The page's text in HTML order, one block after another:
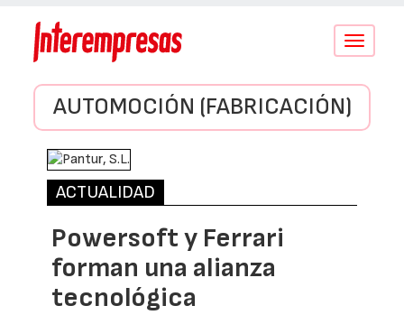
Conmutar
AUTOMOCIÓN (FABRICACIÓN)
ACTUALIDAD
Powersoft y Ferrari
forman una alianza
tecnológica